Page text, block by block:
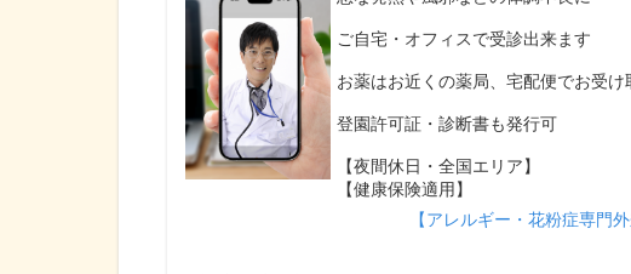
ご自宅・オフィスで受診出来ます
お薬はお近くの薬局、宅配便でお受け
登園許可証・診断書も発行可
【夜間休日・全国エリア】
【健康保険適用】
【アレルギー・花粉症専門